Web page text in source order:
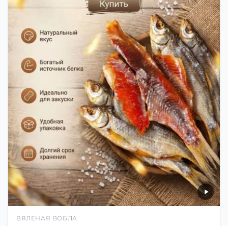
ВЯЛЕНАЯ ВОБЛА